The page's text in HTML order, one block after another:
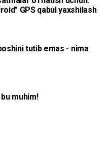
GPS qabul yaxshilash
tutib emas - nima
muhim!